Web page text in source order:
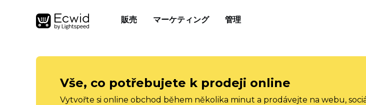
販売 マーケティング 管理
Vše, co potřebujete k prodeji online
Vytvořte si online obchod během několika minut a prodávejte na webu,